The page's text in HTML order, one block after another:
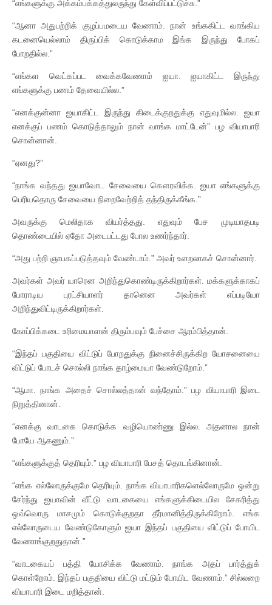
“எங்களுக்கு அக்கம்பக்கத்துலருந்து கேள்விப்பட்டுச்சு.”
“ஆனா அதுபற்றிக் குழப்பமடைய வேணாம். நான் உங்ககிட்ட வாங்கிய
கடனையெல்லாம் திருப்பிக் கொடுக்காம இங்க இருந்து போகப்
போறதில்ல.”
“எங்கள வெட்கப்பட வைக்கவேணாம் ஐயா. ஐயாகிட்ட இருந்து
எங்களுக்கு பணம் தேவையில்ல.”
“எனக்குன்னா ஐயாகிட்ட இருந்து கிடைக்குறதுக்கு எதுவுமில்ல. ஐயா
எனக்குப் பணம் கொடுத்தாலும் நான் வாங்க மாட்டேன்” பழ வியாபாரி
சொன்னான்.
“ஏனது?”
“நாங்க வந்தது ஐயாவோட சேவையை கௌரவிக்க. ஐயா எங்களுக்கு
பெரியதொரு சேவையை நிறைவேற்றித் தந்திருக்கீங்க.”
அவருக்கு மெலிதாக வியர்த்தது. எதுவும் பேச முடியாதபடி
தொண்டையில் ஏதோ அடைபட்டது போல உணர்ந்தார்.
“அது பற்றி ஞாபகப்படுத்தவும் வேண்டாம்.” அவர் உளறலாகச் சொன்னார்.
அவர்கள் அவர் யாரென அறிந்துகொண்டிருக்கிறார்கள். மக்களுக்காகப்
போராடிய புரட்சியாளர் தானென அவர்கள் எப்படியோ
அறிந்துவிட்டிருக்கிறார்கள்.
கோப்பிக்கடை உரிமையாளன் திரும்பவும் பேச்சை ஆரம்பித்தான்.
“இந்தப் பகுதியை விட்டுப் போறதுக்கு நினைச்சிருக்கிற யோசனையை
விட்டுப் போடச் சொல்லி நாங்க தாழ்மையா வேண்டுறோம்.”
“ஆமா. நாங்க அதைச் சொல்லத்தான் வந்தோம்.” பழ வியாபாரி இடை
நிறுத்தினான்.
“எனக்கு வாடகை கொடுக்க வழியொண்ணு இல்ல. அதனால நான்
போயே ஆகணும்.”
“எங்களுக்குத் தெரியும்.” பழ வியாபாரி பேசத் தொடங்கினான்.
“எங்க எல்லோருக்குமே தெரியும். நாங்க வியாபாரிகளெல்லோருமே ஒன்று
சேர்ந்து ஐயாவின் வீட்டு வாடகையை எங்களுக்கிடையில சேகரித்து
ஒவ்வொரு மாசமும் கொடுக்குறதா தீர்மானித்திருக்கிறோம். எங்க
எல்லோருடைய வேண்டுகோளும் ஐயா இந்தப் பகுதியை விட்டுப் போயிட
வேணாங்குறதுதான்.”
“வாடகையப் பத்தி யோசிக்க வேணாம். நாங்க அதப் பார்த்துக்
கொள்றோம். இந்தப் பகுதியை விட்டு மட்டும் போயிட வேணாம்.” சில்லறை
வியாபாரி இடை மறித்தான்.